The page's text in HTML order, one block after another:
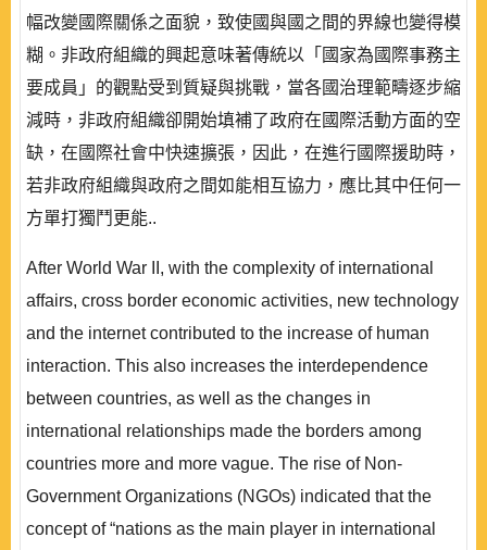
幅改變國際關係之面貌，致使國與國之間的界線也變得模
糊。非政府組織的興起意味著傳統以「國家為國際事務主
要成員」的觀點受到質疑與挑戰，當各國治理範疇逐步縮
減時，非政府組織卻開始填補了政府在國際活動方面的空
缺，在國際社會中快速擴張，因此，在進行國際援助時，
若非政府組織與政府之間如能相互協力，應比其中任何一
方單打獨鬥更能..
After World War II, with the complexity of international
affairs, cross border economic activities, new technology
and the internet contributed to the increase of human
interaction. This also increases the interdependence
between countries, as well as the changes in
international relationships made the borders among
countries more and more vague. The rise of Non-
Government Organizations (NGOs) indicated that the
concept of “nations as the main player in international